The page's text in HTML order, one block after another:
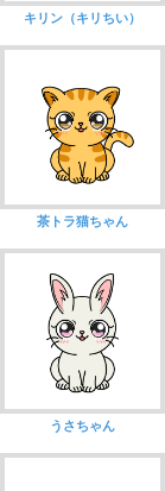
キリン（キリちい）
茶トラ猫ちゃん
うさちゃん